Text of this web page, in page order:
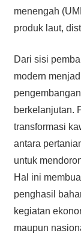
menengah
produk laut,
Dari sisi
modern
berkelanjutan.
transformasi
antara
untuk
Hal ini
penghasil
kegiatan
maupun